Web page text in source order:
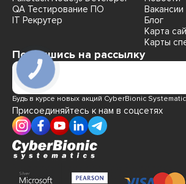
QA Тестирование ПО
IT Рекрутер
Вакансии
Блог
Карта
Карты
Подпишись на рассылку
Будь в курсе новых акций CyberBionic
Присоединяйтесь к нам в соцсетях